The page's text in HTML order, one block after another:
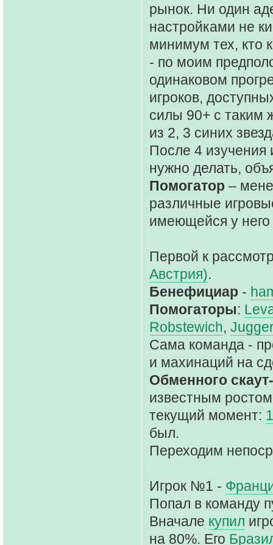
рынок. Ни один
настройками не
минимум тех, кто
- по моим
одинаковом
игроков,
силы 90+ с таким
из 2, 3 синих
После 4 изучения
нужно делать,
Помогатор –
различные
имеющейся у
Первой к
Австрия).
Бенефициар -
Помогаторы:
Robstewich,
Сама команда -
и махинаций на
Обменного
известным
текущий момент: 1
был.
Переходим
Игрок №1 -
Попал в команду
Вначале купил
на 80%. Его